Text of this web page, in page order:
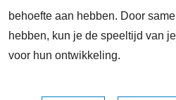
behoefte aan hebben. Door
hebben, kun je de speeltijd van
voor hun ontwikkeling.